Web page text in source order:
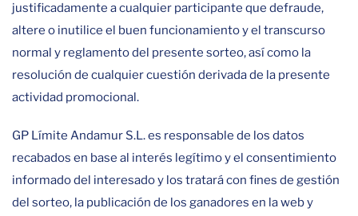
justificadamente a cualquier participante que defraude,
altere o inutilice el buen funcionamiento y el transcurso
normal y reglamento del presente sorteo, así como la
resolución de cualquier cuestión derivada de la presente
actividad promocional.
GP Límite Andamur S.L. es responsable de los datos
recabados en base al interés legítimo y el consentimiento
informado del interesado y los tratará con fines de gestión
del sorteo, la publicación de los ganadores en la web y